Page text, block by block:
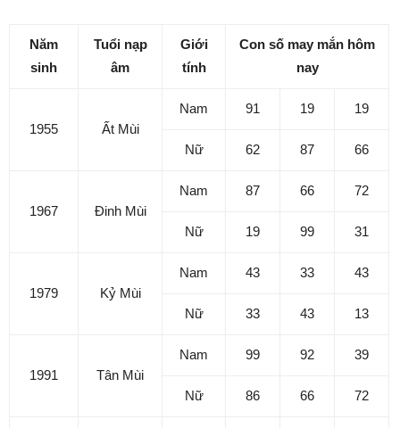
Năm
sinh
Tuổi nạp
âm
Giới
tính
Con số may mắn hôm
nay
1955 Ất Mùi
Nam 91 19 19
Nữ 62 87 66
1967 Đinh Mùi
Nam 87 66 72
Nữ 19 99 31
1979 Kỷ Mùi
Nam 43 33 43
Nữ 33 43 13
1991 Tân Mùi
Nam 99 92 39
Nữ 86 66 72